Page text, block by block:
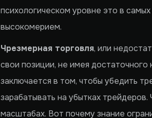
психологическом уровне это в
высокомерием.
Чрезмерная торговля, или
свои позиции, не имея
заключается в том, чтобы убедить
зарабатывать на убытках
масштабах. Вот почему знание